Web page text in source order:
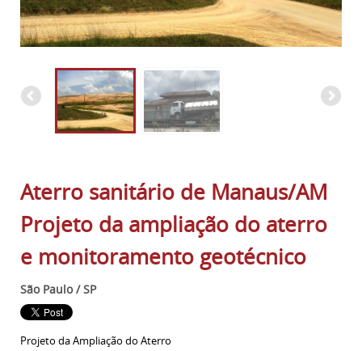
Aterro sanitário de Manaus/AM
Projeto da ampliação do aterro
e monitoramento geotécnico
São Paulo / SP
Projeto da Ampliação do Aterro